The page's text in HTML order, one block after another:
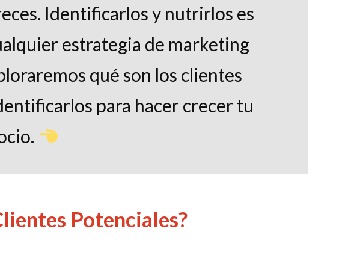
Identificarlos y nutrirlos es
estrategia de marketing
qué son los clientes
para hacer crecer tu
Potenciales?